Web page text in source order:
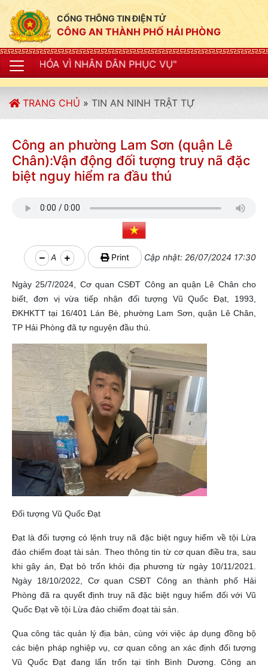
CỔNG THÔNG TIN ĐIỆN TỬ
CÔNG AN THÀNH PHỐ HẢI PHÒNG
DÂN PHỤC VỤ"
TRANG CHỦ » TIN AN NINH TRẬT TỰ
Công an phường Lam Sơn (quận Lê
Chân):Vận động đối tượng truy nã đặc
biệt nguy hiểm ra đầu thú
A Print Cập nhật: 26/07/2024 17:30
Ngày 25/7/2024, Cơ quan CSĐT Công an quận Lê Chân cho
biết, đơn vị vừa tiếp nhận đối tượng Vũ Quốc Đạt, 1993,
ĐKHKTT tại 16/401 Lán Bè, phường Lam Sơn, quận Lê Chân,
TP Hải Phòng đã tự nguyện đầu thú.
Đối tượng Vũ Quốc Đạt
Đạt là đối tượng có lệnh truy nã đặc biệt nguy hiểm về tội Lừa
đảo chiếm đoạt tài sản. Theo thông tin từ cơ quan điều tra, sau
khi gây án, Đạt bỏ trốn khỏi địa phương từ ngày 10/11/2021.
Ngày 18/10/2022, Cơ quan CSĐT Công an thành phố Hải
Phòng đã ra quyết định truy nã đặc biệt nguy hiểm đối với Vũ
Quốc Đạt về tội Lừa đảo chiếm đoạt tài sản.
Qua công tác quản lý địa bàn, cùng với việc áp dụng đồng bộ
các biện pháp nghiệp vụ, cơ quan công an xác định đối tượng
Vũ Quốc Đạt đang lẩn trốn tại tỉnh Bình Dương. Công an